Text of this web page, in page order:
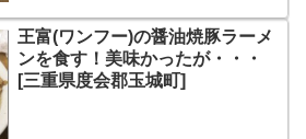
王富(ワンフー)の醤油焼豚ラーメ
ンを食す！美味かったが・・・
[三重県度会郡玉城町]